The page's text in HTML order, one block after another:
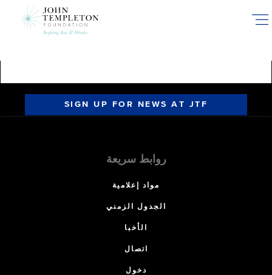
SIGN UP FOR NEWS AT JTF
روابط سريعة
مواد إعلامية
الجدول الزمني
الأخبا
اتصال
دخول